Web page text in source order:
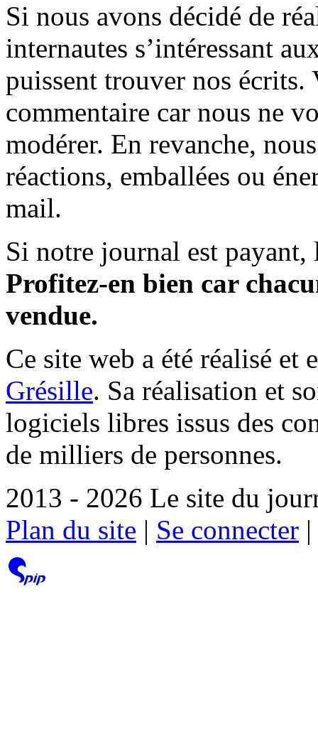
Si nous avons décidé de
internautes s’intéressant
puissent trouver nos écrits.
commentaire car nous ne
modérer. En revanche,
réactions, emballées ou
mail.
Si notre journal est payant,
Profitez-en bien car
vendue.
Ce site web a été réalisé et
Grésille. Sa réalisation et
logiciels libres issus des
de milliers de personnes.
2013 - 2026 Le site du
Plan du site | Se connecter |